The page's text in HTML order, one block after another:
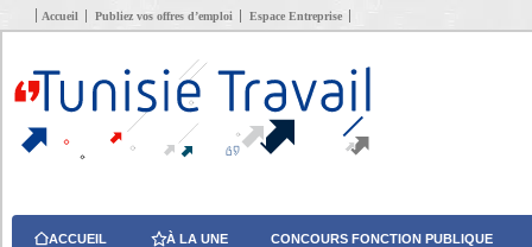
Accueil Publiez vos offres d’emploi Espace Entreprise
ACCUEIL À LA UNE CONCOURS FONCTION PUBLIQUE